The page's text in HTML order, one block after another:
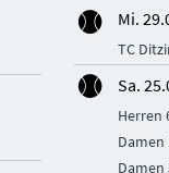
Mi.
TC
Sa.
Herren
Damen
Damen